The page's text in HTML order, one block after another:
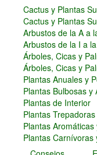
Cactus y Plantas
Cactus y Plantas
Arbustos de la A a
Arbustos de la I a
Árboles, Cicas y
Árboles, Cicas y
Plantas Anuales y
Plantas Bulbosas y
Plantas de Interior
Plantas Trepadoras
Plantas
Plantas Carnívoras